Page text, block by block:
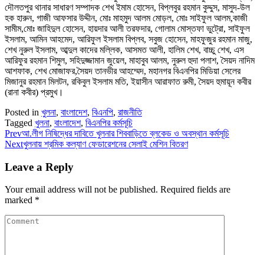
দৌলতপুর থানার সাধারণ সম্পাদক শেখ ইমাম হোসেন, বিপ্লবুর রহমান কুদ্দুস, মাসুদ-উল
হক হারুন, গাজী আফসার উদ্দীন, মোঃ মাহমুদ আলম মোড়ল, মোঃ সাইফুল আলম,কাজী
সামীম,মোঃ জাহিদুল হোসেন, হায়দার আলী তরফদার, গোলাম মোস্তফা ভুট্রো, সাইফুল
ইসলাম, আমিন আহমেদ, আরিফুল ইসলাম বিপ্লব, সবুজ হোসেন, মাহফুজুর রহমান মাজু,
শেখ নুরুল ইসলাম, আব্দুল কাদের মল্লিক, আসমত আলী, হালিম শেখ, বাচ্চু শেখ, এস
আরিফুর রহমান শিমুল, সহিদুজ্জামান জুয়েল, মাহাবুব আলম, নুরুল হুদা পলাশ, সৈয়দ নাদিম
আশফাক, শেখ মোজাফর,সৈয়দ তানভীর আহম্মেদ, মহানগর বিএনপির মিডিয়া সেলের
মিজানুর রহমান মিলটন, রকিবুল ইসলাম মতি, ইয়াসীন আরাফাত রুমী, সৈয়দ হুমায়ূন কবীর
(রানা কবীর) প্রমুখ।
Posted in খুলনা, বাংলাদেশ, বিএনপি, রাজনীতি
Tagged খুলনা, বাংলাদেশ, বিএনপির কর্মসূচি
Prevআ.লীগ নিষিদ্ধের দাবিতে খুলনার শিববাড়িতে ব্লকেড ও অবস্থান কর্মসূচি
Nextখুলনায় শ্রমিক কল্যাণ ফেডারেশনের সেলাই মেশিন বিতরণ
Leave a Reply
Your email address will not be published. Required fields are
marked *